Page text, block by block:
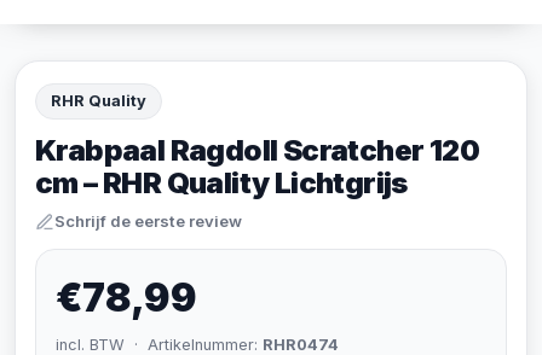
RHR Quality
Krabpaal Ragdoll Scratcher 120
cm – RHR Quality Lichtgrijs
Schrijf de eerste review
€78,99
incl. BTW · Artikelnummer: RHR0474